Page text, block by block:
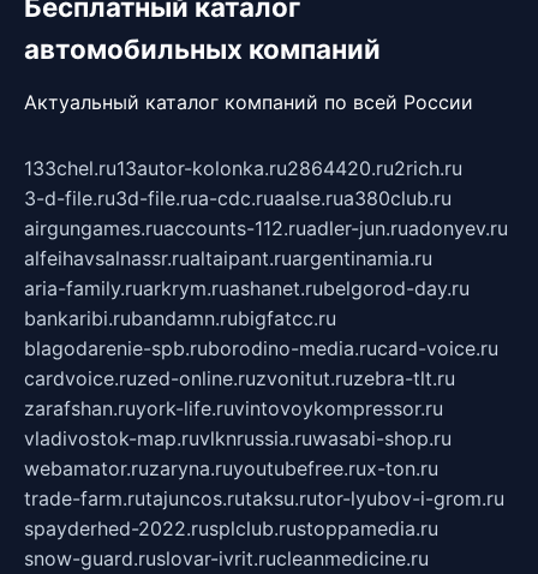
автомобильных компаний
Актуальный каталог компаний по всей России
133chel.ru13autor-kolonka.ru2864420.ru2rich.ru
3-d-file.ru3d-file.rua-cdc.ruaalse.rua380club.ru
airgungames.ruaccounts-112.ruadler-jun.ruadonyev.ru
alfeihavsalnassr.rualtaipant.ruargentinamia.ru
aria-family.ruarkrym.ruashanet.rubelgorod-day.ru
bankaribi.rubandamn.rubigfatcc.ru
blagodarenie-spb.ruborodino-media.rucard-voice.ru
cardvoice.ruzed-online.ruzvonitut.ruzebra-tlt.ru
zarafshan.ruyork-life.ruvintovoykompressor.ru
vladivostok-map.ruvlknrussia.ruwasabi-shop.ru
webamator.ruzaryna.ruyoutubefree.rux-ton.ru
trade-farm.rutajuncos.rutaksu.rutor-lyubov-i-grom.ru
spayderhed-2022.rusplclub.rustoppamedia.ru
snow-guard.ruslovar-ivrit.rucleanmedicine.ru